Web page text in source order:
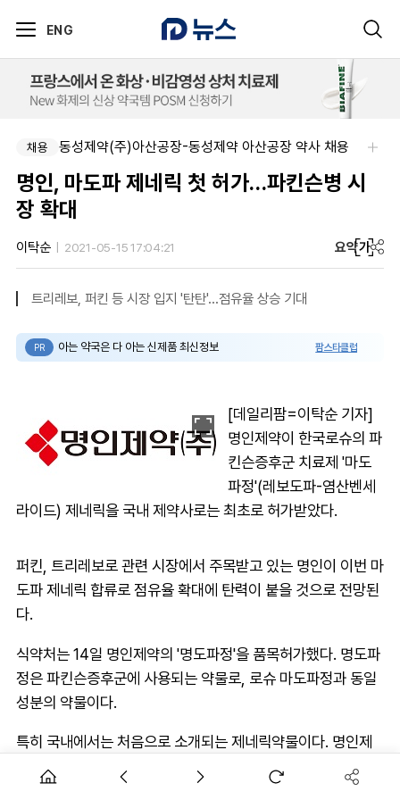
ENG
채용 동성제약(주)아산공장-동성제약 아산공장 약사 채용
명인, 마도파 제네릭 첫 허가…파킨슨병 시
장 확대
이탁순 2021-05-15 17:04:21 요약가
트리레보, 퍼킨 등 시장 입지 '탄탄'…점유율 상승 기대
PR 아는 약국은 다 아는 신제품 최신정보 팜스타클럽
[데일리팜=이탁순 기자]
명인제약이 한국로슈의 파
킨슨증후군 치료제 '마도
파정'(레보도파-염산벤세
라이드) 제네릭을 국내 제약사로는 최초로 허가받았다.
퍼킨, 트리레보로 관련 시장에서 주목받고 있는 명인이 이번 마
도파 제네릭 합류로 점유율 확대에 탄력이 붙을 것으로 전망된
다.
식약처는 14일 명인제약의 '명도파정'을 품목허가했다. 명도파
정은 파킨슨증후군에 사용되는 약물로, 로슈 마도파정과 동일
성분의 약물이다.
특히 국내에서는 처음으로 소개되는 제네릭약물이다. 명인제
약은 지난 2019년 5월 처음 생동성시험계획서를 승인받은 뒤
마도파 제네릭 개발에 나섰다.